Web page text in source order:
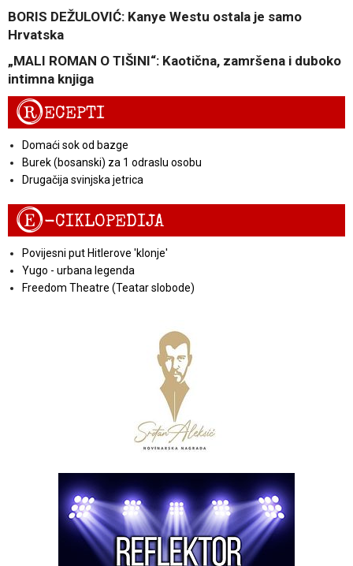
BORIS DEŽULOVIĆ: Kanye Westu ostala je samo
Hrvatska
„MALI ROMAN O TIŠINI“: Kaotična, zamršena i duboko
intimna knjiga
RECEPTI
Domaći sok od bazge
Burek (bosanski) za 1 odraslu osobu
Drugačija svinjska jetrica
E-CIKLOPEDIJA
Povijesni put Hitlerove 'klonje'
Yugo - urbana legenda
Freedom Theatre (Teatar slobode)